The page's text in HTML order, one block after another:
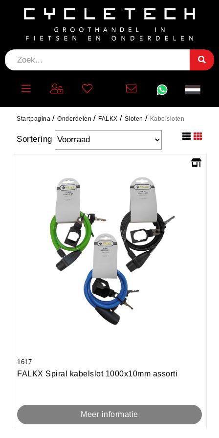
Startpagina Onderdelen FALKX Sloten Kabelsloten
KABELSLOTEN
Sortering
1617
FALKX Spiral kabelslot 1000x10mm assorti
Meer informatie